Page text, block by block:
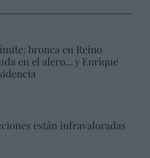
bronca en Reino
en el alero... y Enrique
están infravaloradas